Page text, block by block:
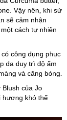
Vậy nên, khi sử
sẽ cảm nhận
cách tự nhiên
công dụng phục
da duy trì độ ẩm
và căng bóng.
của Jo
hương khó thể